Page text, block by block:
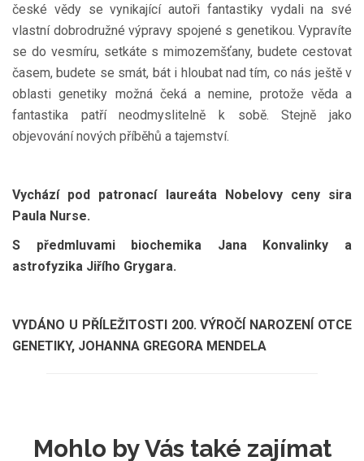
české vědy se vynikající autoři fantastiky vydali na své
vlastní dobrodružné výpravy spojené s genetikou. Vypravíte
se do vesmíru, setkáte s mimozemšťany, budete cestovat
časem, budete se smát, bát i hloubat nad tím, co nás ještě v
oblasti genetiky možná čeká a nemine, protože věda a
fantastika patří neodmyslitelně k sobě. Stejně jako
objevování nových příběhů a tajemství.
Vychází pod patronací laureáta Nobelovy ceny sira
Paula Nurse.
S předmluvami biochemika Jana Konvalinky a
astrofyzika Jiřího Grygara.
VYDÁNO U PŘÍLEŽITOSTI 200. VÝROČÍ NAROZENÍ OTCE
GENETIKY, JOHANNA GREGORA MENDELA
Mohlo by Vás také zajímat